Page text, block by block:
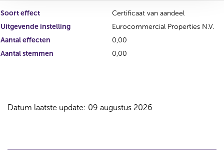
Soort effect
Certificaat van aandeel
Uitgevende instelling
Eurocommercial Properties N.V.
Aantal effecten
0,00
Aantal stemmen
0,00
Datum laatste update: 09 augustus 2026